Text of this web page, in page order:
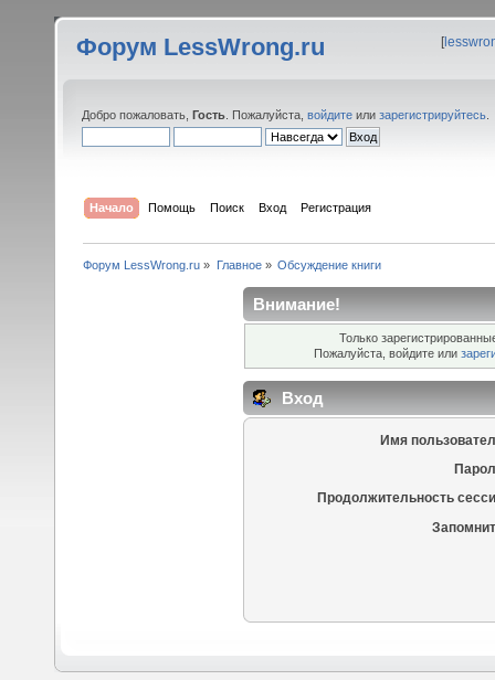
Форум LessWrong.ru [
Добро пожаловать, Гость . Пожалуйста, войдите или зарегистрируйтесь
Начало Помощь Поиск Вход Регистрация
Форум LessWrong.ru » Главное» Обсуждение книги
Внимание!
Только
Пожалуйста, войдите или
Вход
Имя
Продолжительность